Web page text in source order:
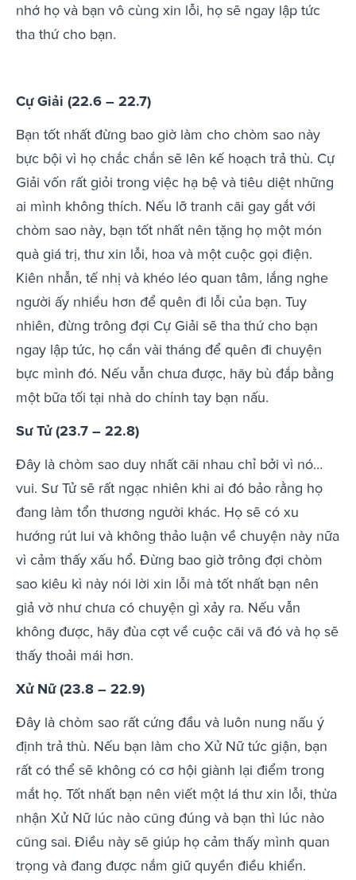
nhớ họ và bạn vô cùng xin lỗi, họ sẽ ngay lập tức
tha thứ cho bạn.
Cự Giải (22.6 – 22.7)
Bạn tốt nhất đừng bao giờ làm cho chòm sao này
bực bội vì họ chắc chắn sẽ lên kế hoạch trả thù. Cự
Giải vốn rất giỏi trong việc hạ bệ và tiêu diệt những
ai mình không thích. Nếu lỡ tranh cãi gay gắt với
chòm sao này, bạn tốt nhất nên tặng họ một món
quà giá trị, thư xin lỗi, hoa và một cuộc gọi điện.
Kiên nhẫn, tế nhị và khéo léo quan tâm, lắng nghe
người ấy nhiều hơn để quên đi lỗi của bạn. Tuy
nhiên, đừng trông đợi Cự Giải sẽ tha thứ cho bạn
ngay lập tức, họ cần vài tháng để quên đi chuyện
bực mình đó. Nếu vẫn chưa được, hãy bù đắp bằng
một bữa tối tại nhà do chính tay bạn nấu.
Sư Tử (23.7 – 22.8)
Đây là chòm sao duy nhất cãi nhau chỉ bởi vì nó…
vui. Sư Tử sẽ rất ngạc nhiên khi ai đó bảo rằng họ
đang làm tổn thương người khác. Họ sẽ có xu
hướng rút lui và không thảo luận về chuyện này nữa
vì cảm thấy xấu hổ. Đừng bao giờ trông đợi chòm
sao kiêu kì này nói lời xin lỗi mà tốt nhất bạn nên
giả vờ như chưa có chuyện gì xảy ra. Nếu vẫn
không được, hãy đùa cợt về cuộc cãi vã đó và họ sẽ
thấy thoải mái hơn.
Xử Nữ (23.8 – 22.9)
Đây là chòm sao rất cứng đầu và luôn nung nấu ý
định trả thù. Nếu bạn làm cho Xử Nữ tức giận, bạn
rất có thể sẽ không có cơ hội giành lại điểm trong
mắt họ. Tốt nhất bạn nên viết một lá thư xin lỗi, thừa
nhận Xử Nữ lúc nào cũng đúng và bạn thì lúc nào
cũng sai. Điều này sẽ giúp họ cảm thấy mình quan
trọng và đang được nắm giữ quyền điều khiển.